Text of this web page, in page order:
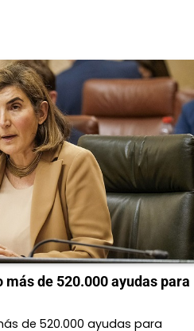
de 520.000 ayudas para
de 520.000 ayudas para